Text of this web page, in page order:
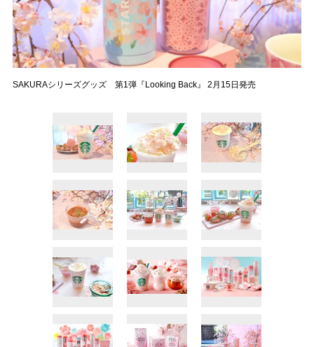
SAKURAシリーズグッズ 第1弾『Looking Back』 2月15日発売